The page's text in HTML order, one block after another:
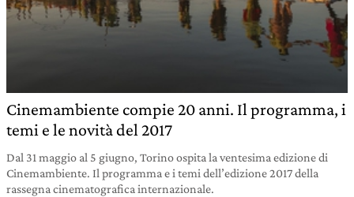
Cinemambiente compie 20 anni. Il programma, i
temi e le novità del 2017
Dal 31 maggio al 5 giugno, Torino ospita la ventesima edizione di
Cinemambiente. Il programma e i temi dell’edizione 2017 della
rassegna cinematografica internazionale.